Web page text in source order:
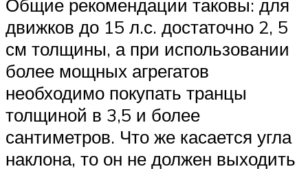
Общие рекомендации таковы: для
движков до 15 л.с. достаточно 2, 5
см толщины, а при использовании
более мощных агрегатов
необходимо покупать транцы
толщиной в 3,5 и более
сантиметров. Что же касается угла
наклона, то он не должен выходить